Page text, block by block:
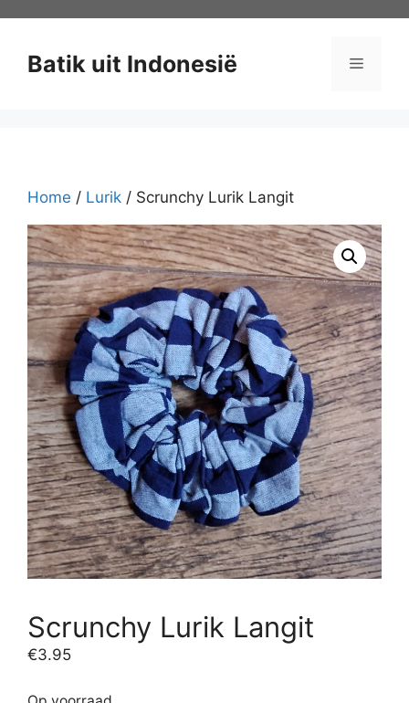
inhoud
Batik uit Indonesië Menu
Home / Lurik / Scrunchy Lurik Langit
Scrunchy Lurik Langit
€3.95